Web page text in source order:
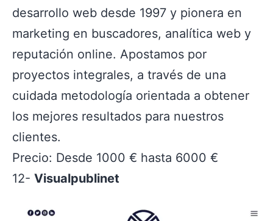
desarrollo web desde 1997 y pionera en
marketing en buscadores, analítica web y
reputación online. Apostamos por
proyectos integrales, a través de una
cuidada metodología orientada a obtener
los mejores resultados para nuestros
clientes.
Precio: Desde 1000 € hasta 6000 €
12- Visualpublinet